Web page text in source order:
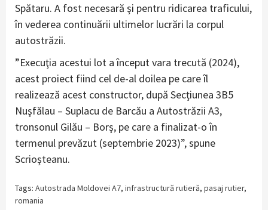
Spătaru. A fost necesară şi pentru ridicarea traficului,
în vederea continuării ultimelor lucrări la corpul
autostrăzii.
”Execuţia acestui lot a început vara trecută (2024),
acest proiect fiind cel de-al doilea pe care îl
realizează acest constructor, după Secţiunea 3B5
Nuşfălau – Suplacu de Barcău a Autostrăzii A3,
tronsonul Gilău – Borş, pe care a finalizat-o în
termenul prevăzut (septembrie 2023)”, spune
Scrioşteanu.
Tags: Autostrada Moldovei A7, infrastructură rutieră, pasaj rutier,
romania